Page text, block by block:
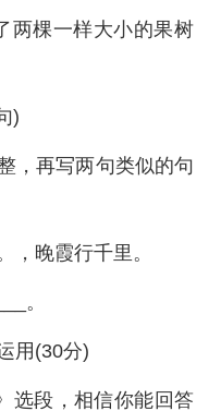
两棵一样大小的果树
)
，再写两句类似的句
，晚霞行千里。
。
用(30分)
选段，相信你能回答